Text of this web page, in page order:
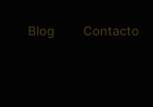
Blog Contacto